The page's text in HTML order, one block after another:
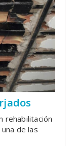
rehabilitación
de las